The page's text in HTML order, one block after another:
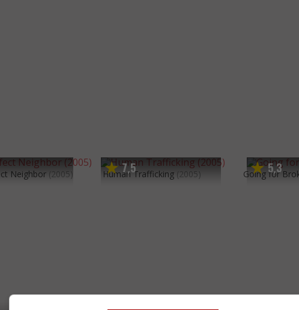
Neighbor (2005) 7,5
Human Trafficking (2005) 5,3
Going for